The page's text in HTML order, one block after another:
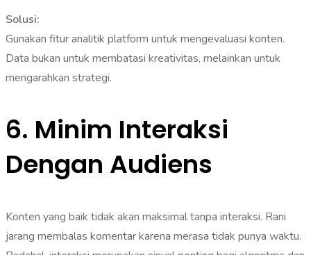
Solusi:
Gunakan fitur analitik platform untuk mengevaluasi konten.
Data bukan untuk membatasi kreativitas, melainkan untuk
mengarahkan strategi.
6. Minim Interaksi
Dengan Audiens
Konten yang baik tidak akan maksimal tanpa interaksi. Rani
jarang membalas komentar karena merasa tidak punya waktu.